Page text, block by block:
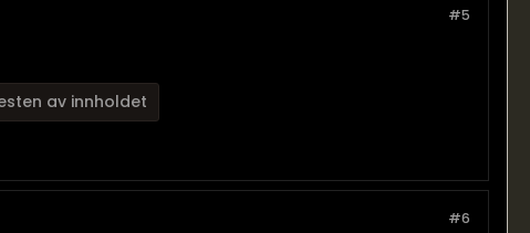
#5
av innholdet
#6